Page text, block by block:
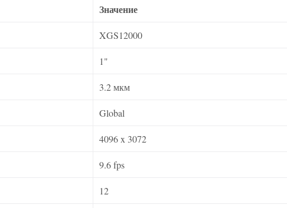
Значение
XGS12000
1"
3.2 мкм
Global
4096 x 3072
9.6 fps
12